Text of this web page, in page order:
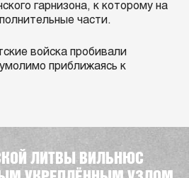
гарнизона, к которому на
части.
войска пробивали
приближаясь к
ЛИТВЫ ВИЛЬНЮС